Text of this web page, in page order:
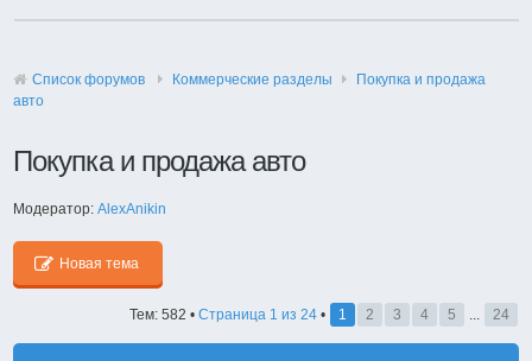
Список форумов Коммерческие разделы
Покупка и продажа
авто
Покупка и продажа авто
Модератор:AlexAnikin
Новая тема
Тем: 582 • Страница 1 из 24• 1 2 3 4 5 ... 24